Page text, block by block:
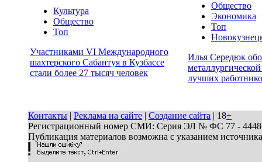
Культура
Общество
Топ
Участниками VI Международного
шахтерского Сабантуя в Кузбассе
стали более 27 тысяч человек
Общество
Экономика
Топ
Илья Середюк
лучших
Контакты | Реклама на сайте | Создание сайта | 18+
Регистрационный номер СМИ: Серия ЭЛ № ФС 77 - 44486
Публикация материалов возможна с указанием